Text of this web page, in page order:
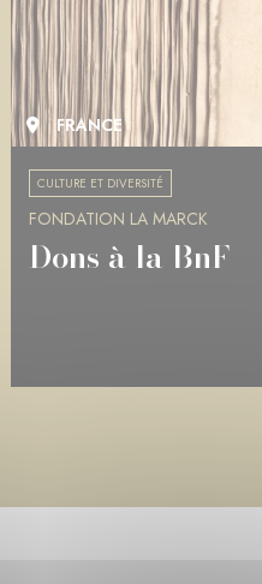
FRANCE
CULTURE ET DIVERSITÉ
FONDATION LA MARCK
Château de